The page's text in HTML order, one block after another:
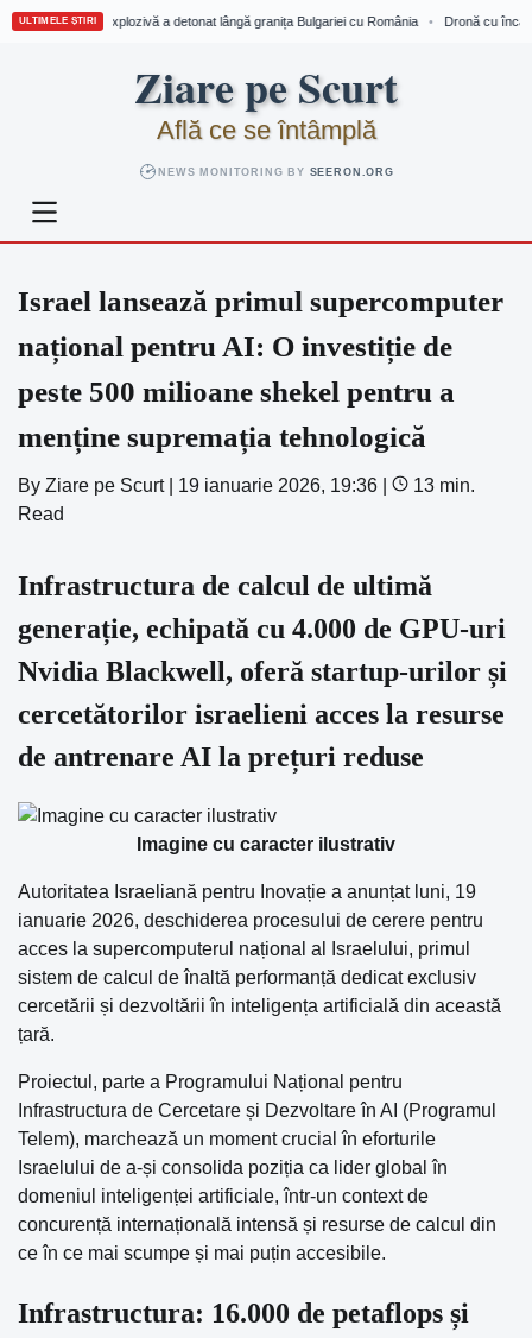
ULTIMELE ȘTIRI
încărcătură explozivă a detonat lângă granița Bulgariei cu România • Dronă cu
Ziare pe Scurt
Află ce se întâmplă
NEWS MONITORING BY SEERON.ORG
Israel lansează primul supercomputer
național pentru AI: O investiție de
peste 500 milioane shekel pentru a
menține supremația tehnologică
By Ziare pe Scurt 19 ianuarie 2026, 19:36
13 min.
Read
Infrastructura de calcul de ultimă
generație, echipată cu 4.000 de GPU-uri
Nvidia Blackwell, oferă startup-urilor și
cercetătorilor israelieni acces la resurse
de antrenare AI la prețuri reduse
Imagine cu caracter ilustrativ
Autoritatea Israeliană pentru Inovație a anunțat luni, 19
ianuarie 2026, deschiderea procesului de cerere pentru
acces la supercomputerul național al Israelului, primul
sistem de calcul de înaltă performanță dedicat exclusiv
cercetării și dezvoltării în inteligența artificială din această
țară.
Proiectul, parte a Programului Național pentru
Infrastructura de Cercetare și Dezvoltare în AI (Programul
Telem), marchează un moment crucial în eforturile
Israelului de a-și consolida poziția ca lider global în
domeniul inteligenței artificiale, într-un context de
concurență internațională intensă și resurse de calcul din
ce în ce mai scumpe și mai puțin accesibile.
Infrastructura: 16.000 de petaflops și